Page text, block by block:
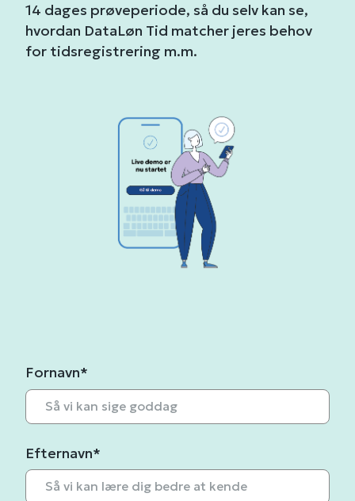
14 dages prøveperiode, så du selv kan se,
hvordan DataLøn Tid matcher jeres behov
for tidsregistrering m.m.
Fornavn*
Efternavn*